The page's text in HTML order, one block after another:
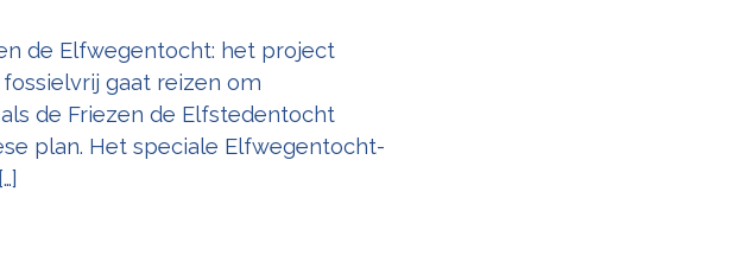
de Elfwegentocht: het project
gaat reizen om
de Friezen de Elfstedentocht
plan. Het speciale Elfwegentocht-